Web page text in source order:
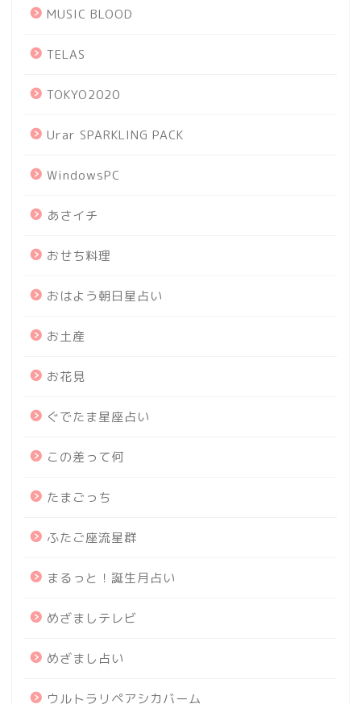
MUSIC BLOOD
TELAS
TOKYO2020
Urar SPARKLING PACK
WindowsPC
あさイチ
おせち料理
おはよう朝日星占い
お土産
お花見
ぐでたま星座占い
この差って何
たまごっち
ふたご座流星群
まるっと！誕生月占い
めざましテレビ
めざまし占い
ウルトラリペアシカバーム